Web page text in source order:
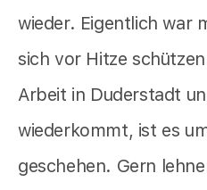
wieder. Eigentlich war
sich vor Hitze
Arbeit in Duderstadt
wiederkommt, ist es
geschehen. Gern